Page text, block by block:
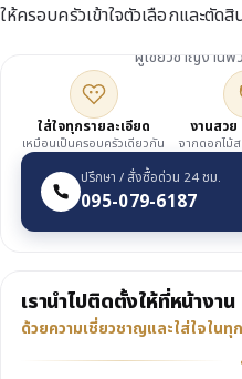
ให้ครอบครัวเข้าใจตัวเลือกและตัด
ดูแลโดย
ผู้เชี่ยวชาญงานพ
ใส่ใจทุกรายละเอียด
เหมือนเป็นครอบครัวเดียวกัน
งานสว
จากดอกไม้
ปรึกษา / สั่งซื้อด่วน 24 ชม.
095-079-6187
เรานำไปติดตั้งให้ที่หน้างาน
ด้วยความเชี่ยวชาญและใส่ใจในทุ